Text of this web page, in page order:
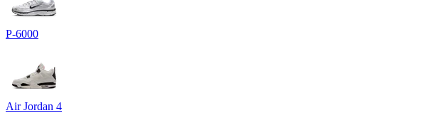
P-6000
Air Jordan 4